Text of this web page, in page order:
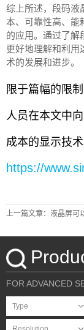
综上所述，段码液
本、可靠性高、能
的应用。通过了解
更好地理解和利用
术的发展和进步。
限于篇幅的限
人员在本文中
成本的显示技
https://
上一篇文章：液晶屏可
FOR ADVANCED